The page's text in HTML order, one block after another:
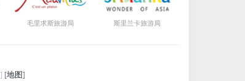
毛里求斯旅游局 斯里兰卡旅游局
[地图]